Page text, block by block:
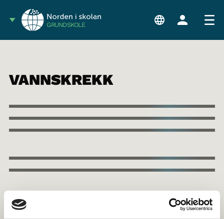
GRUNDSKOLE
VANNSKREKK